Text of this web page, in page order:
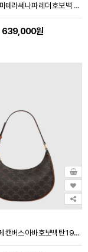
미우미우 완더 마테라쎄 나파 레더 호보 백 스몰 블랙 5BC125
639,000원
셀린느 트리오페 캔버스 아바 호보백 탄 193952